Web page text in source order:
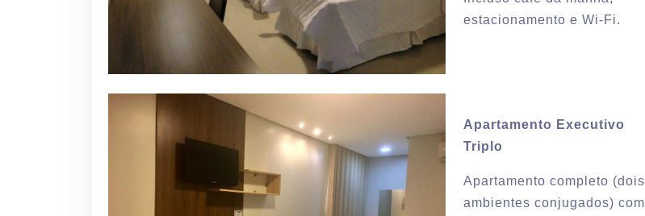
estacionamento e Wi-Fi.
Apartamento Executivo
Triplo
Apartamento completo (dois
ambientes conjugados) com